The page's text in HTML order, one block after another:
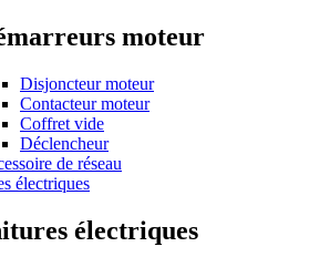
moteur
Disjoncteur moteur
Contacteur moteur
Coffret vide
Déclencheur
de réseau
électriques
électriques